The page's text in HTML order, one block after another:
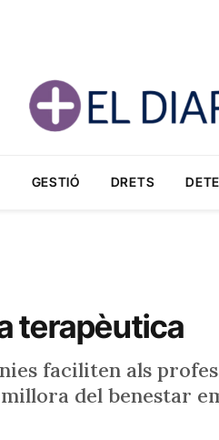
GESTIÓ DRETS
terapèutica
faciliten als
del benestar